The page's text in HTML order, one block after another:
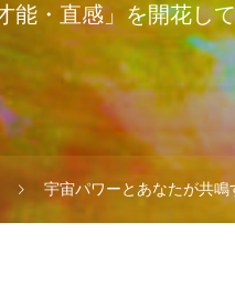
能・直感」を開花し
宇宙パワーとあなたが共